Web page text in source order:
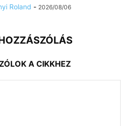
Roland - 2026/08/06
A CIKKHEZ